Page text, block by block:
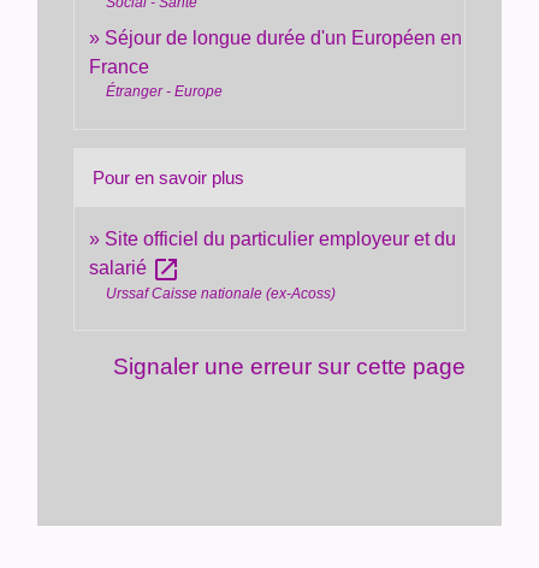
Séjour de longue durée d'un Européen en
France
Étranger - Europe
Pour en savoir plus
Site officiel du particulier employeur et du
salarié open_in_new
Urssaf Caisse nationale (ex-Acoss)
Signaler une erreur sur cette page